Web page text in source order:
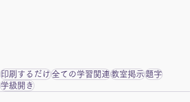
印刷するだけ全ての学習関連教室掲示題字
学級開き